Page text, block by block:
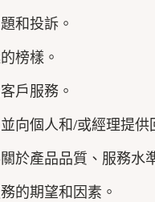
和投訴。
榜樣。
戶服務。
向個人和/或經理提供
於產品品質、服務水
的期望和因素。